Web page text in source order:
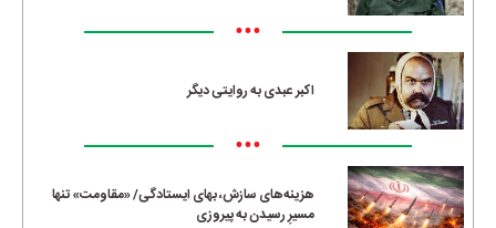
•••
اکبر عبدی به روایتی دیگر
•••
هزینه‌های سازش، بهای ایستادگی/ «مقاومت» تنها
مسیرِ رسیدن به پیروزی